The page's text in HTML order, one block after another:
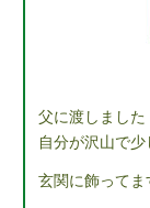
父に渡しました
自分が沢山で
玄関に飾ってま